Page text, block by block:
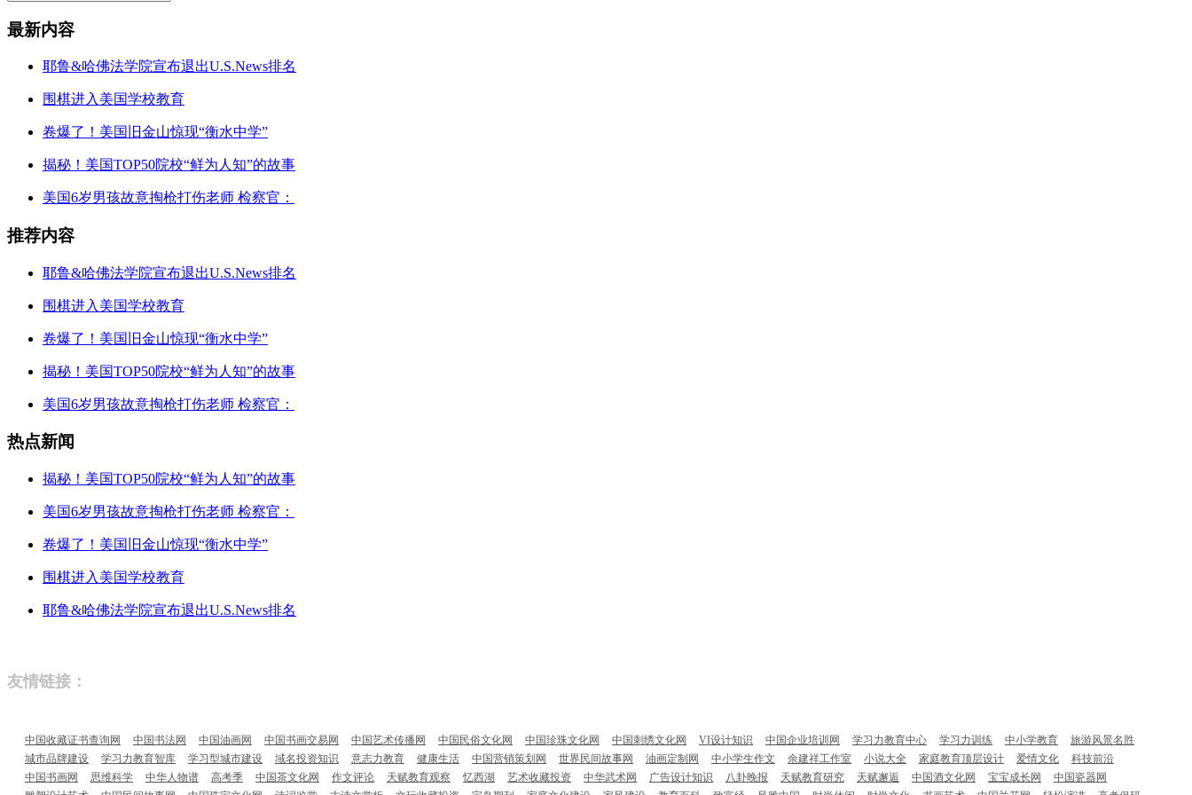
最新内容
耶鲁&哈佛法学院宣布退出U.S.News排名
围棋进入美国学校教育
卷爆了！美国旧金山惊现“衡水中学”
揭秘！美国TOP50院校“鲜为人知”的故事
美国6岁男孩故意掏枪打伤老师 检察官：
推荐内容
耶鲁&哈佛法学院宣布退出U.S.News排名
围棋进入美国学校教育
卷爆了！美国旧金山惊现“衡水中学”
揭秘！美国TOP50院校“鲜为人知”的故事
美国6岁男孩故意掏枪打伤老师 检察官：
热点新闻
揭秘！美国TOP50院校“鲜为人知”的故事
美国6岁男孩故意掏枪打伤老师 检察官：
卷爆了！美国旧金山惊现“衡水中学”
围棋进入美国学校教育
耶鲁&哈佛法学院宣布退出U.S.News排名
友情链接：
中国收藏证书查询网 中国书法网 中国油画网 中国书画交易网 中国艺术传播网 中国民俗文化网 中国珍珠文化网 中国刺绣文化网 VI设计知识 中国企业培训网 学习力教育中心 学习力训练 中小学教育
旅游风景名胜
城市品牌建设
学习力教育智库 学习型城市建设 域名投资知识 意志力教育 健康生活 中国营销策划网 世界民间故事网 油画定制网 中小学生作文 余建祥工作室 小说大全 家庭教育顶层设计 爱情文化
科技前沿
中国书画网
思维科学 中华人物谱 高考季 中国茶文化网 作文评论 天赋教育观察 忆西湖 艺术收藏投资 中华武术网 广告设计知识 八卦晚报 天赋教育研究 天赋邂逅 中国酒文化网 宝宝成长网
中国瓷器网